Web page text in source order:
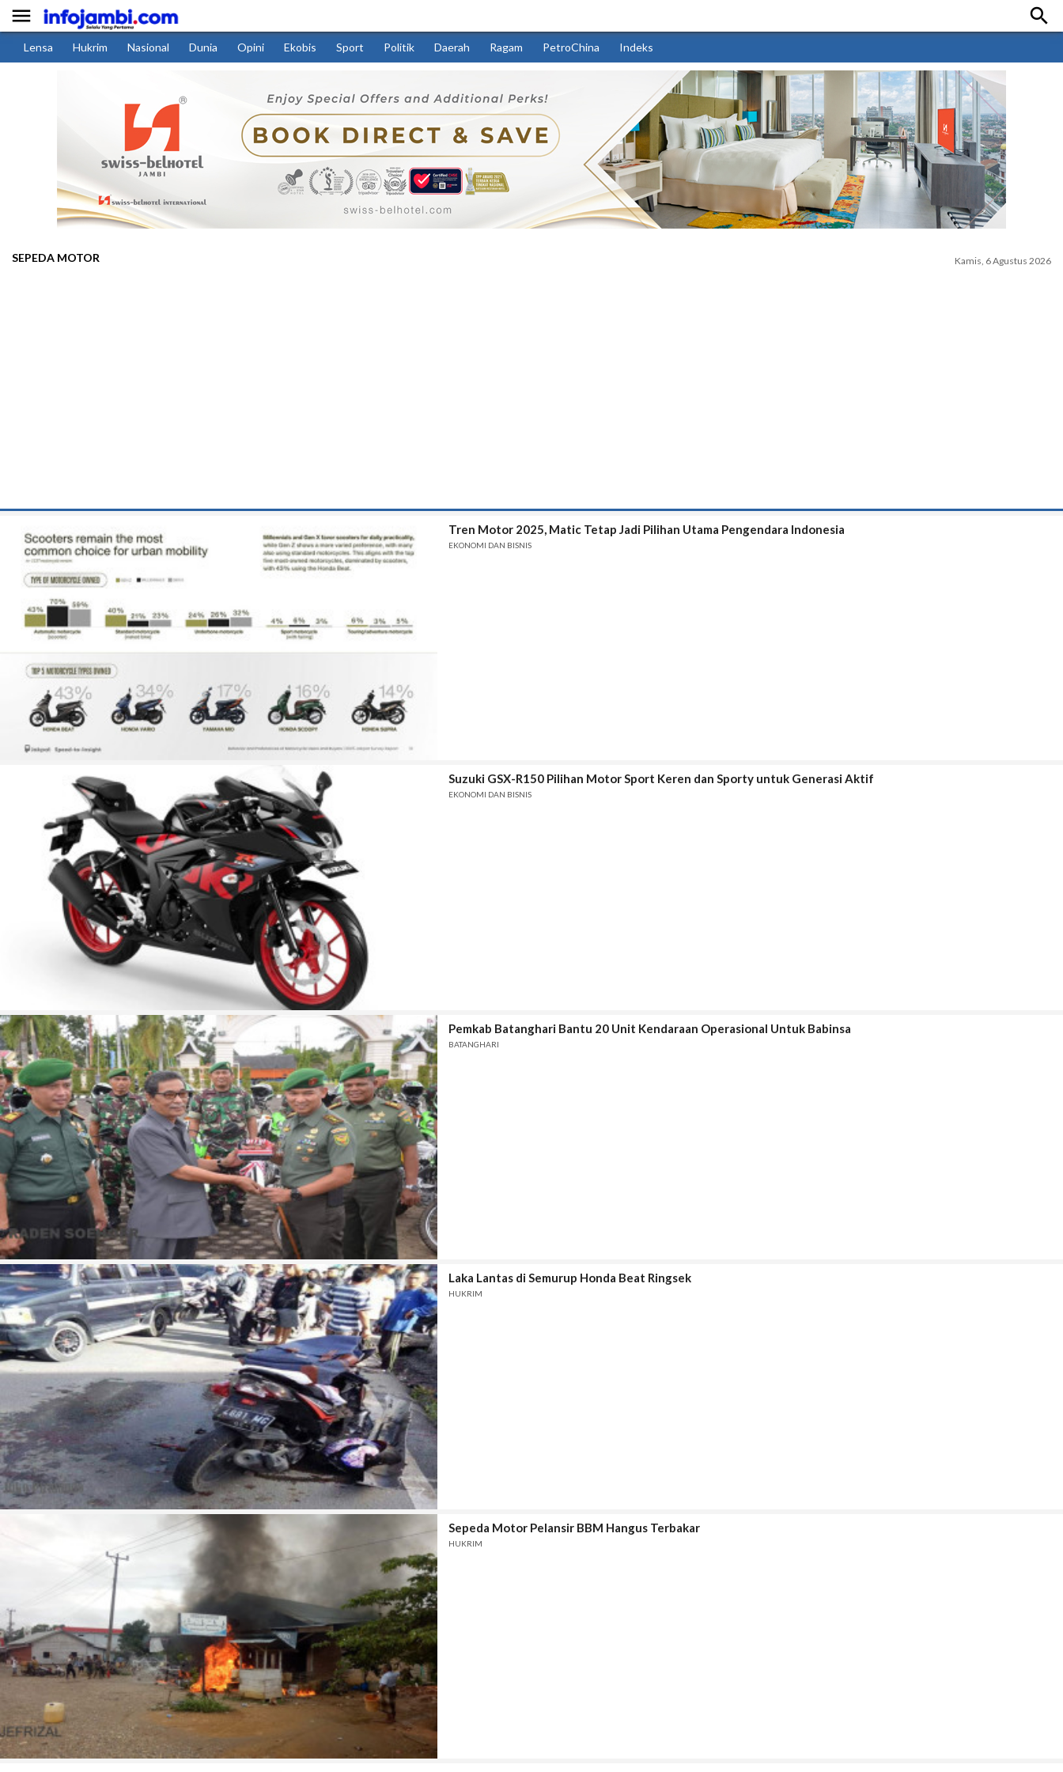
 
Lensa Hukrim Nasional Dunia Opini Ekobis Sport Politik Daerah Ragam PetroChina Indeks
SEPEDA MOTOR Kamis, 6 Agustus 2026
Tren Motor 2025, Matic Tetap Jadi Pilihan Utama Pengendara Indonesia
EKONOMI DAN BISNIS
Suzuki GSX-R150 Pilihan Motor Sport Keren dan Sporty untuk Generasi Aktif
EKONOMI DAN BISNIS
Pemkab Batanghari Bantu 20 Unit Kendaraan Operasional Untuk Babinsa
BATANGHARI
Laka Lantas di Semurup Honda Beat Ringsek
HUKRIM
Sepeda Motor Pelansir BBM Hangus Terbakar
HUKRIM